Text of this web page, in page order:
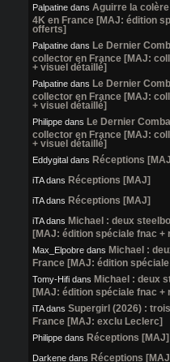
Palpatine dans Aguirre la
4K en France [MAJ: édition
offerts]
Palpatine dans Le Dernier
collector en France [MAJ:
+ visuel détaillé]
Palpatine dans Le Dernier
collector en France [MAJ:
+ visuel détaillé]
Philippe dans Le Dernier
collector en France [MAJ:
+ visuel détaillé]
Eddygital dans Réceptions
iTAdans Réceptions [MAJ]
iTAdans Réceptions [MAJ]
iTAdans Michael : deux
[MAJ: édition spéciale fnac +
Max_Elpobre dans Michael :
France [MAJ: édition
Tomy-Hifi dans Michael : deux
[MAJ: édition spéciale fnac +
iTAdans Supergirl (2026) :
France [MAJ: exclu Leclerc]
Philippe dans Réceptions [MAJ]
Darkene dans Réceptions